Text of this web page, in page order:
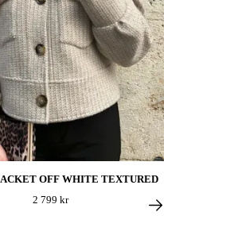
OFF WHITE TEXTURED
2 799 kr